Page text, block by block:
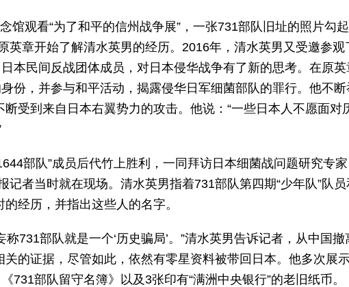
馆观看“为了和平的信州战争展”，一张731部队旧址的照片勾
章开始了解清水英男的经历。2016年，清水英男又受邀参观
本民间反战团体成员，对日本侵华战争有了新的思考。在原
份，并参与和平活动，揭露侵华日军细菌部队的罪行。他不
受到来自日本右翼势力的攻击。他说：“一些日本人不愿面对
部队”成员后代竹上胜利，一同拜访日本细菌战问题研究专家
者当时就在现场。清水英男指着731部队第四期“少年队”队
经历，并指出这些人的名字。
731部队就是一个‘历史骗局’。”清水英男告诉记者，从中国
的证据，尽管如此，依然有零星资料被带回日本。他多次展
731部队留守名簿》以及3张印有“满洲中央银行”的老旧纸币。